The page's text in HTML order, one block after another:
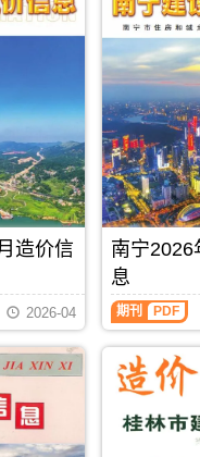
开
始
分
为
上
半
月
信
息
价
和
下
半
月
信
发
布,
载
造价信
2026-04
南宁2026
息
期刊 PDF